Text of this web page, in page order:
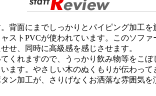
背面にまでしっかりとパイピング加工を
ストPVCが使われています。このソフ
せ、同時に高級感を感じさせます。
くれますので、うっかり飲み物等をこ
ます。やさしい木のぬくもりが伝わっ
ン加工が、さりげなくお洒落な雰囲気